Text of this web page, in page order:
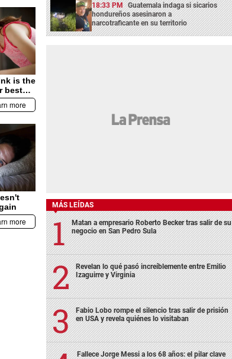
18:33 PM Guatemala indaga si sicarios
hondureños asesinaron a
narcotraficante en su territorio
MÁS LEÍDAS
Matan a empresario Roberto Becker tras salir de su
negocio en San Pedro Sula
Revelan lo qué pasó increíblemente entre Emilio
Izaguirre y Virginia
Fabio Lobo rompe el silencio tras salir de prisión
en USA y revela quiénes lo visitaban
Fallece Jorge Messi a los 68 años: el pilar clave